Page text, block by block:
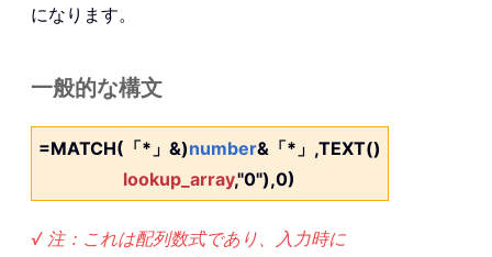
になります。
一般的な構文
=MATCH(「*」&)number&「*」,TEXT()
lookup_array,"0"),0)
√ 注：これは配列数式であり、入力時に